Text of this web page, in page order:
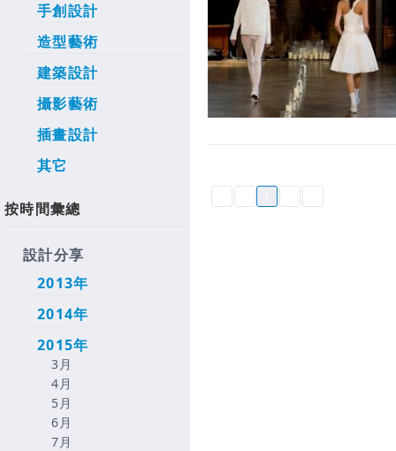
手創設計
造型藝術
建築設計
攝影藝術
插畫設計
其它
按時間彙總
設計分享
2013年
2014年
2015年
3月
4月
5月
6月
7月